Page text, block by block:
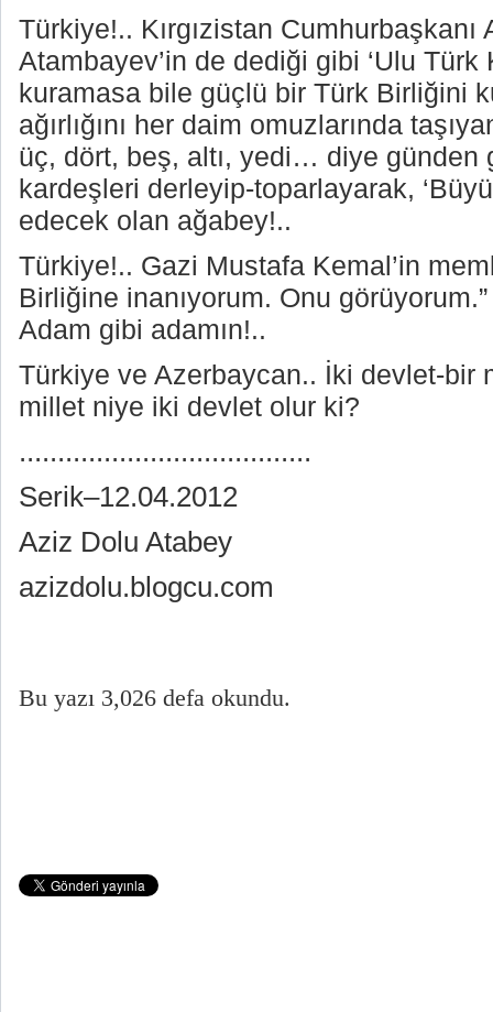
Türkiye!.. Kırgızistan Cumhurbaşkanı
Atambayev’in de dediği gibi ‘Ulu Türk
kuramasa bile güçlü bir Türk Birliğini
ağırlığını her daim omuzlarında
üç, dört, beş, altı, yedi… diye günden
kardeşleri derleyip-toparlayarak,
edecek olan ağabey!..
Türkiye!.. Gazi Mustafa Kemal’in
Birliğine inanıyorum. Onu
Adam gibi adamın!..
Türkiye ve Azerbaycan.. İki devlet-bir
millet niye iki devlet olur ki?
......................................
Serik–12.04.2012
Aziz Dolu Atabey
azizdolu.blogcu.com
Bu yazı 3,026 defa okundu.